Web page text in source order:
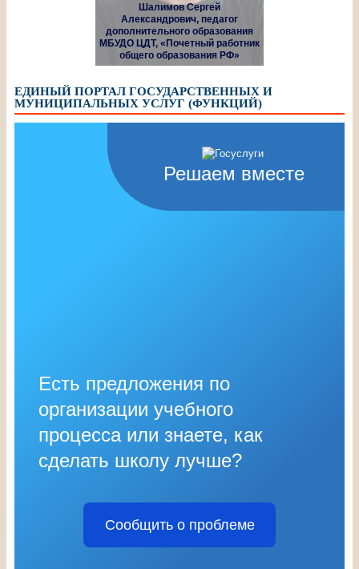
Шалимов Сергей
Александрович, педагог
дополнительного образования
МБУДО ЦДТ, «Почетный работник
общего образования РФ»
ЕДИНЫЙ ПОРТАЛ ГОСУДАРСТВЕННЫХ И
МУНИЦИПАЛЬНЫХ УСЛУГ (ФУНКЦИЙ)
Решаем вместе
Есть предложения по
организации учебного
процесса или знаете, как
сделать школу лучше?
Сообщить о проблеме